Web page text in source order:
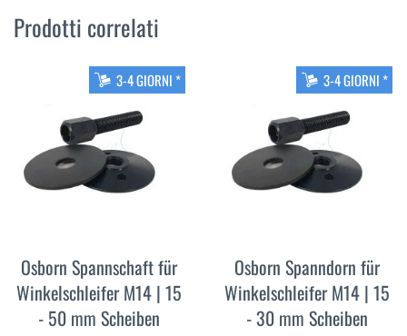
Prodotti correlati
3-4 GIORNI *
Osborn Spannschaft für
Winkelschleifer M14 | 15
- 50 mm Scheiben
3-4 GIORNI *
Osborn Spanndorn für
Winkelschleifer M14 | 15
- 30 mm Scheiben